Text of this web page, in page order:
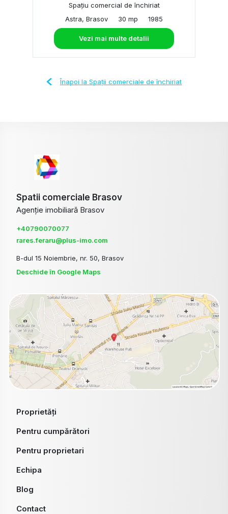
Spațiu comercial de închiriat
Astra, Brasov
30 mp 1985
Vezi mai multe detalii
Înapoi la Spații comerciale de închiriat
Spatii comerciale Brasov
Agenție imobiliară Brasov
+40790070077
rares.feraru@plus-imo.com
B-dul 15 Noiembrie, nr. 50, Brasov
Deschide în Google Maps
Proprietăți
Pentru cumpărători
Pentru proprietari
Echipa
Blog
Contact